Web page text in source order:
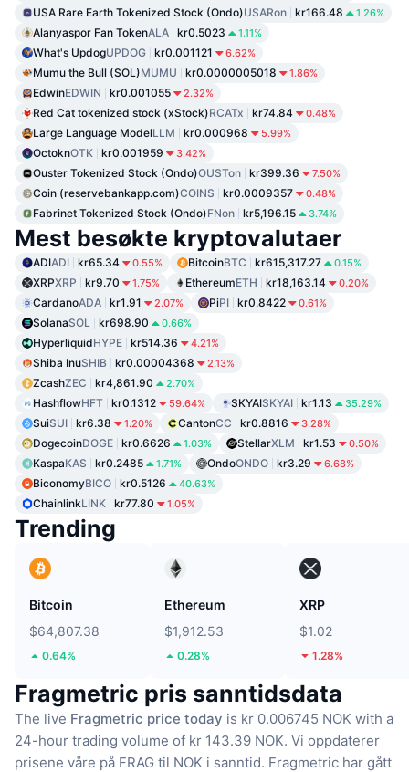
USA Rare Earth Tokenized Stock (Ondo)USARon kr166.48 1.26%
Alanyaspor Fan TokenALA kr0.5023 1.11%
What's UpdogUPDOG kr0.001121 6.62%
Mumu the Bull (SOL)MUMU kr0.0000005018 1.86%
EdwinEDWIN kr0.001055 2.32%
Red Cat tokenized stock (xStock)RCATx kr74.84 0.48%
Large Language ModelLLM kr0.000968 5.99%
OctoknOTK kr0.001959 3.42%
Ouster Tokenized Stock (Ondo)OUSTon kr399.36 7.50%
Coin (reservebankapp.com)COINS kr0.0009357 0.48%
Fabrinet Tokenized Stock (Ondo)FNon kr5,196.15 3.74%
Mest besøkte kryptovalutaer
ADIADI kr65.34 0.55% BitcoinBTC kr615,317.27 0.15%
XRPXRP kr9.70 1.75% EthereumETH kr18,163.14 0.20%
CardanoADA kr1.91 2.07% PiPI kr0.8422 0.61%
SolanaSOL kr698.90 0.66%
HyperliquidHYPE kr514.36 4.21%
Shiba InuSHIB kr0.00004368 2.13%
ZcashZEC kr4,861.90 2.70%
HashflowHFT kr0.1312 59.64% SKYAISKYAI kr1.13 35.29%
SuiSUI kr6.38 1.20% CantonCC kr0.8816 3.28%
DogecoinDOGE kr0.6626 1.03% StellarXLM kr1.53 0.50%
KaspaKAS kr0.2485 1.71% OndoONDO kr3.29 6.68%
BiconomyBICO kr0.5126 40.63%
ChainlinkLINK kr77.80 1.05%
Trending
Bitcoin
$64,807.38
0.64%
Ethereum
$1,912.53
0.28%
XRP
$1.02
1.28%
Fragmetric pris sanntidsdata
The live Fragmetric price today is kr 0.006745 NOK with a
24-hour trading volume of kr 143.39 NOK. Vi oppdaterer
prisene våre på FRAG til NOK i sanntid. Fragmetric har gått